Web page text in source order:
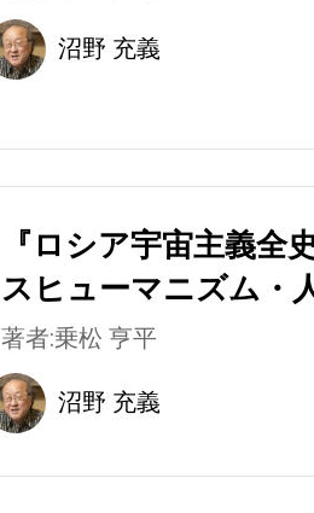
沼野 充義
『ロシア宇宙主義全
スヒューマニズム・
著者:乗松 亨平
沼野 充義